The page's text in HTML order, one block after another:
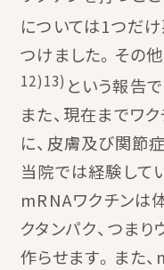
については1つだ
つけました。その
12)13) という報告で
また、現在までワ
に、皮膚及び関節
当院では経験して
mRNAワクチンは
クタンパク、つま
作らせます。また